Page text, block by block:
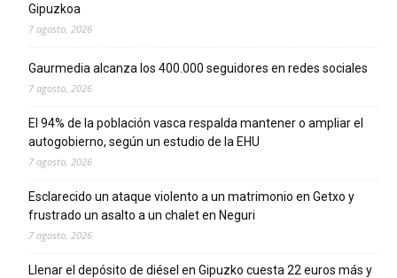
Gipuzkoa
7 agosto, 2026
Gaurmedia alcanza los 400.000 seguidores en redes sociales
7 agosto, 2026
El 94% de la población vasca respalda mantener o ampliar el
autogobierno, según un estudio de la EHU
7 agosto, 2026
Esclarecido un ataque violento a un matrimonio en Getxo y
frustrado un asalto a un chalet en Neguri
7 agosto, 2026
Llenar el depósito de diésel en Gipuzko cuesta 22 euros más y